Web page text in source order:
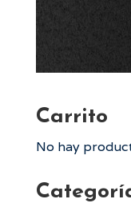
Carrito
No hay